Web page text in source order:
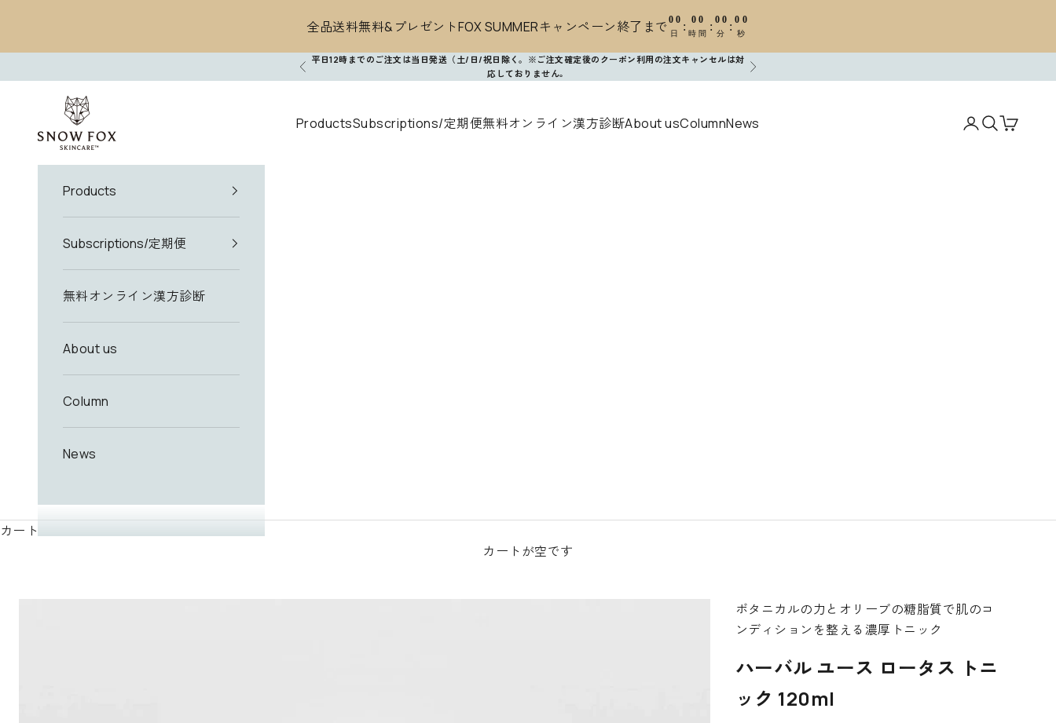
全品送料無料&プレゼントFOX SUMMERキャンペーン終了まで00
日
: 00
時間
: 00
分
: 00
秒
前へ
平日12時までのご注文は当日発送（土/日/祝日除く。※ご注文確定後のクーポン利用の注文キャンセルは対
応しておりません。
次へ
SNOW FOX SKINCARE
ProductsSubscriptions/定期便無料オンライン漢方診断About usColumnNews アカウントペ
検索を開く
カートを
Products
Subscriptions/定期便
無料オンライン漢方診断
About us
Column
News
カート
カートが空です
ボタニカルの力とオリーブの糖脂質で肌のコ
ンディションを整える濃厚トニック
ハーバル ユース ロータス トニ
ック 120ml